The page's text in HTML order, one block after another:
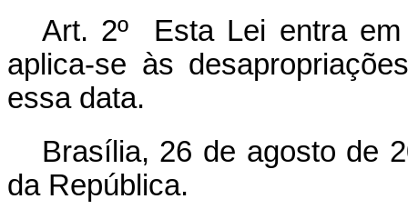
Art. 2º Esta Lei entra
aplica-se às
essa data.
Brasília, 26 de agosto de
da República.